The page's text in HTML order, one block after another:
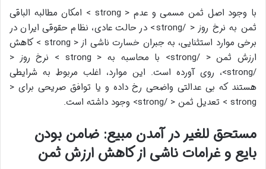
با وجود اصل ثمن مسمی و عدم < strong > امکان مطالبه الباقی
ثمن به نرخ روز < /strong> در حالت عادی، نظام حقوقی ایران در
برخی موارد استثنایی، به جبران خسارت ناشی از < strong > کاهش
ارزش ثمن < /strong> با محاسبه به < strong > نرخ روز <
/strong>، روی آورده است. این موارد، اغلب مربوط به شرایطی
هستند که بی عدالتی واضحی رخ داده و یا توافق صریحی برای <
strong > تعدیل ثمن < /strong> وجود داشته است.
مستحق للغیر در آمدن مبیع: ضامن بودن
بایع و غرامات ناشی از کاهش ارزش ثمن